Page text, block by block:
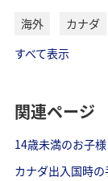
海外 カナダ
すべて表示
関連ページ
14歳未満のお子
カナダ出入国時